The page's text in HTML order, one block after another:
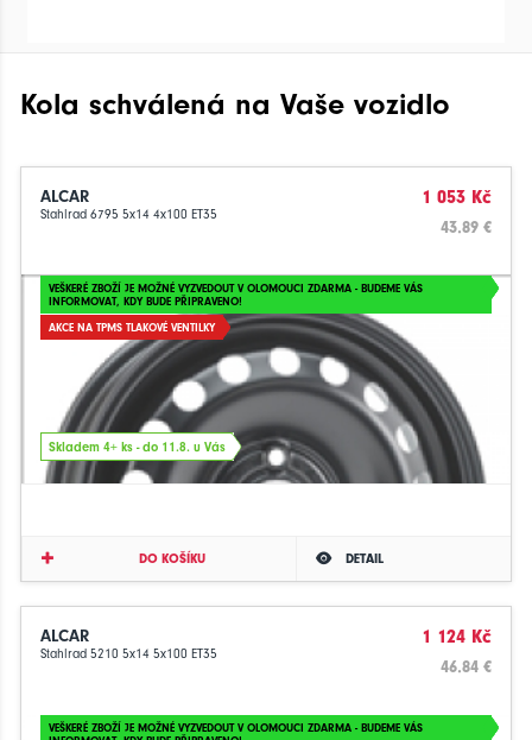
Kola schválená na Vaše vozidlo
ALCAR
Stahlrad 6795 5x14 4x100 ET35
1 053 Kč
43.89 €
VEŠKERÉ ZBOŽÍ JE MOŽNÉ VYZVEDOUT V OLOMOUCI ZDARMA - BUDEME VÁS
INFORMOVAT, KDY BUDE PŘIPRAVENO!
AKCE NA TPMS TLAKOVÉ VENTILKY
Skladem 4+ ks - do 11.8. u Vás
DO KOŠÍKU DETAIL
ALCAR
Stahlrad 5210 5x14 5x100 ET35
1 124 Kč
46.84 €
VEŠKERÉ ZBOŽÍ JE MOŽNÉ VYZVEDOUT V OLOMOUCI ZDARMA - BUDEME VÁS